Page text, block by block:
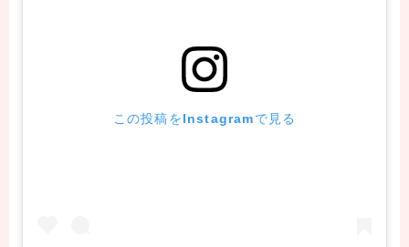
この投稿をInstagramで見る